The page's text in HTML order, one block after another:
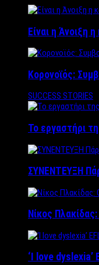
Είναι η Άνοιξη
Κορονοϊός:
SUCCESS STORIES
Το εργαστήρι
ΣΥΝΕΝΤΕΥΞΗ
Νίκος
‘Ι love